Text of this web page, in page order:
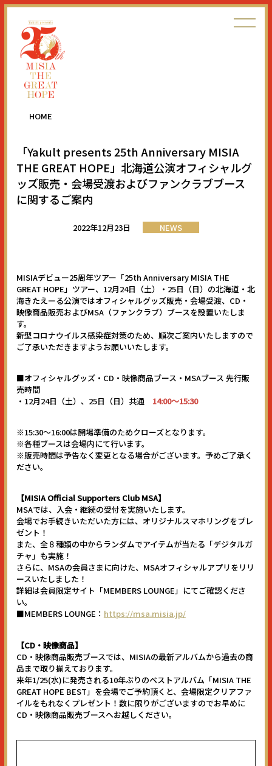
HOME
「Yakult presents 25th Anniversary MISIA
THE GREAT HOPE」北海道公演オフィシャルグ
ッズ販売・会場受渡およびファンクラブブース
に関するご案内
2022年12月23日 NEWS
MISIAデビュー25周年ツアー「25th Anniversary MISIA THE
GREAT HOPE」ツアー、12月24日（土）・25日（日）の北海道・北
海きたえーる公演ではオフィシャルグッズ販売・会場受渡、CD・
映像商品販売およびMSA（ファンクラブ）ブースを設置いたしま
す。
新型コロナウイルス感染症対策のため、順次ご案内いたしますので
ご了承いただきますようお願いいたします。
■オフィシャルグッズ・CD・映像商品ブース・MSAブース 先行販
売時間
・12月24日（土）、25日（日）共通 14:00〜15:30
※15:30〜16:00は開場準備のためクローズとなります。
※各種ブースは会場内にて行います。
※販売時間は予告なく変更となる場合がございます。予めご了承く
ださい。
【MISIA Official Supporters Club MSA】
MSAでは、入会・継続の受付を実施いたします。
会場でお手続きいただいた方には、オリジナルスマホリングをプレ
ゼント！
また、全８種類の中からランダムでアイテムが当たる「デジタルガ
チャ」も実施！
さらに、MSAの会員さまに向けた、MSAオフィシャルアプリをリリ
ースいたしました！
詳細は会員限定サイト「MEMBERS LOUNGE」にてご確認くださ
い。
■MEMBERS LOUNGE： https://msa.misia.jp/
【CD・映像商品】
CD・映像商品販売ブースでは、MISIAの最新アルバムから過去の商
品まで取り揃えております。
来年1/25(水)に発売される10年ぶりのベストアルバム「MISIA THE
GREAT HOPE BEST」を会場でご予約頂くと、会場限定クリアファ
イルをもれなくプレゼント！数に限りがございますのでお早めに
CD・映像商品販売ブースへお越しください。